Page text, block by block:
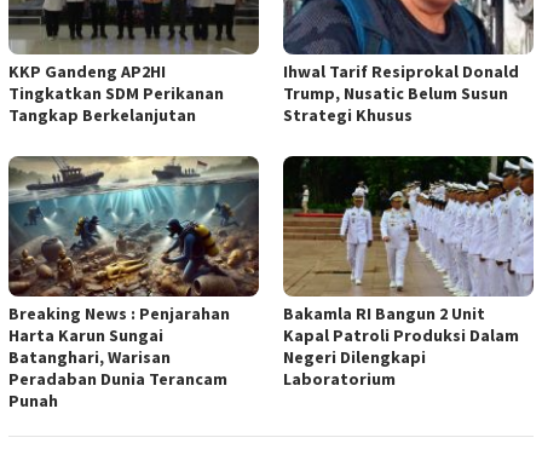
KKP Gandeng AP2HI
Tingkatkan SDM Perikanan
Tangkap Berkelanjutan
Ihwal Tarif Resiprokal Donald
Trump, Nusatic Belum Susun
Strategi Khusus
Breaking News : Penjarahan
Harta Karun Sungai
Batanghari, Warisan
Peradaban Dunia Terancam
Punah
Bakamla RI Bangun 2 Unit
Kapal Patroli Produksi Dalam
Negeri Dilengkapi
Laboratorium